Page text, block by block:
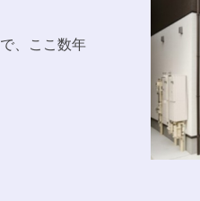
で、ここ数年